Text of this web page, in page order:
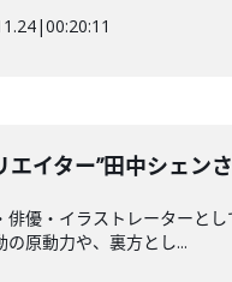
|00:20:11
エイター”田中シェン
俳優・イラストレーターと
の原動力や、裏方とし...